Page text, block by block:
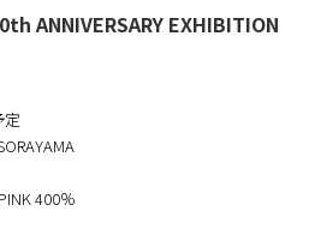
ANNIVERSARY EXHIBITION
定
400％